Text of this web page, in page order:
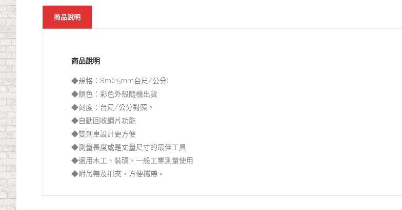
商品說明
商品說明
◆規格：8m(25mm台尺/公分)
◆顏色：彩色外殼隨機出貨
◆刻度：台尺/公分對照。
◆自動回收鋼片功能
◆雙剎車設計更方便
◆測量長度或是丈量尺寸的最佳工具
◆適用木工、裝璜、一般工業測量使用
◆附吊帶及扣夾，方便攜帶。